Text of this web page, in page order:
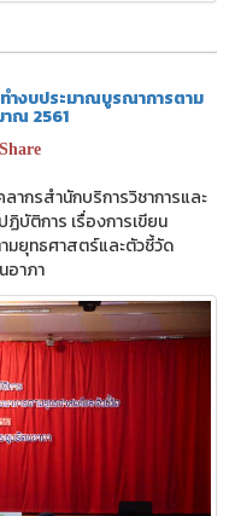
ำงบประมาณบูรณาการตาม
ณ 2561
Share
ากรสำนักบริการวิชาการและ
ฏิบัติการ เรื่องการเขียน
มยุทธศาสตร์และตัวชี้วัด
อาภา